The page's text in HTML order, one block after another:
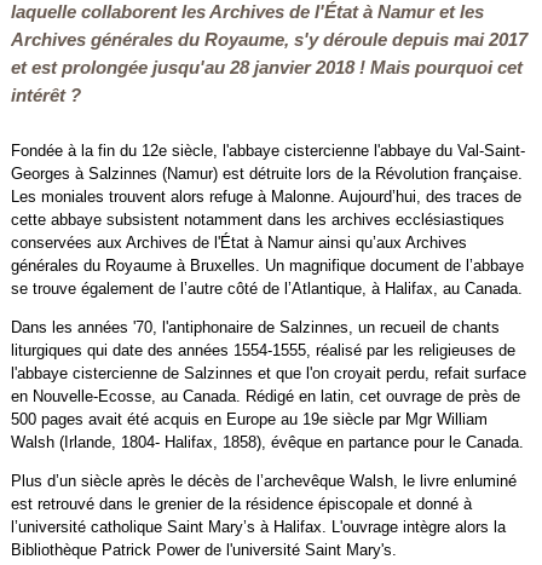
laquelle collaborent les Archives de l'État à Namur et les
Archives générales du Royaume, s'y déroule depuis mai 2017
et est prolongée jusqu'au 28 janvier 2018 ! Mais pourquoi cet
intérêt ?
Fondée à la fin du 12e siècle, l'abbaye cistercienne l'abbaye du Val-Saint-
Georges à Salzinnes (Namur) est détruite lors de la Révolution française.
Les moniales trouvent alors refuge à Malonne. Aujourd’hui, des traces de
cette abbaye subsistent notamment dans les archives ecclésiastiques
conservées aux Archives de l'État à Namur ainsi qu’aux Archives
générales du Royaume à Bruxelles. Un magnifique document de l’abbaye
se trouve également de l’autre côté de l’Atlantique, à Halifax, au Canada.
Dans les années '70, l'antiphonaire de Salzinnes, un recueil de chants
liturgiques qui date des années 1554-1555, réalisé par les religieuses de
l'abbaye cistercienne de Salzinnes et que l'on croyait perdu, refait surface
en Nouvelle-Ecosse, au Canada. Rédigé en latin, cet ouvrage de près de
500 pages avait été acquis en Europe au 19e siècle par Mgr William
Walsh (Irlande, 1804- Halifax, 1858), évêque en partance pour le Canada.
Plus d’un siècle après le décès de l’archevêque Walsh, le livre enluminé
est retrouvé dans le grenier de la résidence épiscopale et donné à
l’université catholique Saint Mary’s à Halifax. L'ouvrage intègre alors la
Bibliothèque Patrick Power de l'université Saint Mary's.